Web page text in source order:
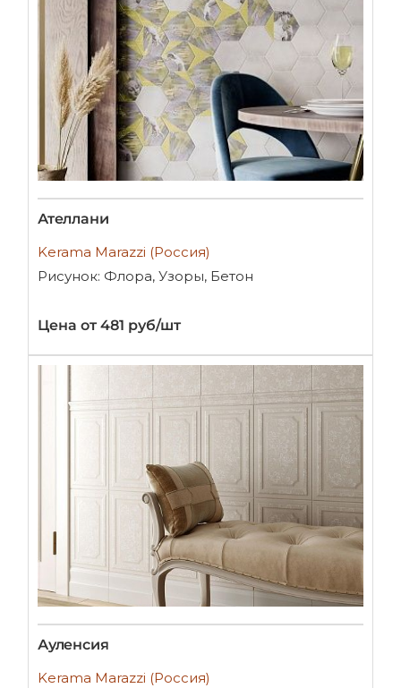
Ателлани
Kerama Marazzi (Россия)
Рисунок: Флора, Узоры, Бетон
Цена от 481 руб/шт
Ауленсия
Kerama Marazzi (Россия)